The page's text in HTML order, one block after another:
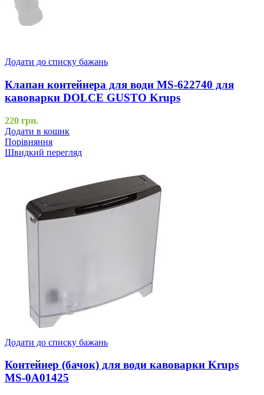
Додати до списку бажань
Клапан контейнера для води MS-622740 для
кавоварки DOLCE GUSTO Krups
220 грн.
Додати в кошик
Порівняння
Швидкий перегляд
Додати до списку бажань
Контейнер (бачок) для води кавоварки Krups
MS-0A01425